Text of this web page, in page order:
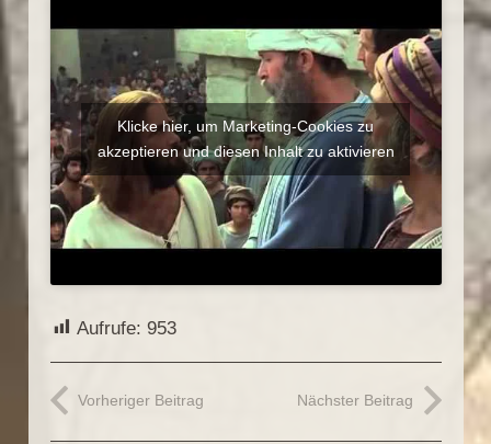
Klicke hier, um Marketing-Cookies zu
akzeptieren und diesen Inhalt zu aktivieren
Aufrufe: 953
Vorheriger Beitrag Nächster Beitrag